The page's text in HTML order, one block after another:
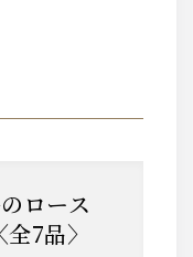
7品〉